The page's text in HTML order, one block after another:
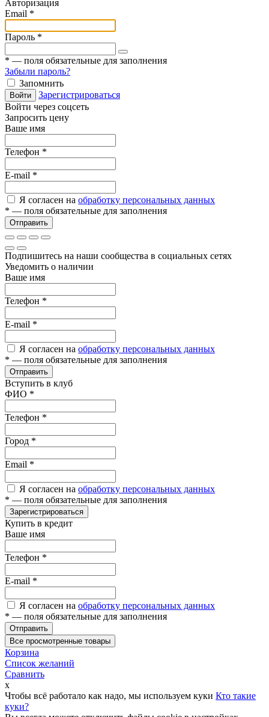
Авторизация
Email *
Пароль *
* — поля обязательные для заполнения
Забыли пароль?
Запомнить
Войти
Зарегистрироваться
Войти через соцсеть
Запросить цену
Ваше имя
Телефон *
E-mail *
Я согласен на обработку персональных данных
* — поля обязательные для заполнения
Отправить
Подпишитесь на наши сообщества в социальных сетях
Уведомить о наличии
Ваше имя
Телефон *
E-mail *
Я согласен на обработку персональных данных
* — поля обязательные для заполнения
Отправить
Вступить в клуб
ФИО *
Телефон *
Город *
Email *
Я согласен на обработку персональных данных
* — поля обязательные для заполнения
Зарегистрироваться
Купить в кредит
Ваше имя
Телефон *
E-mail *
Я согласен на обработку персональных данных
* — поля обязательные для заполнения
Отправить
Все просмотренные товары
Корзина
Список желаний
Сравнить
x
Чтобы всё работало как надо, мы используем куки Кто такие
куки?